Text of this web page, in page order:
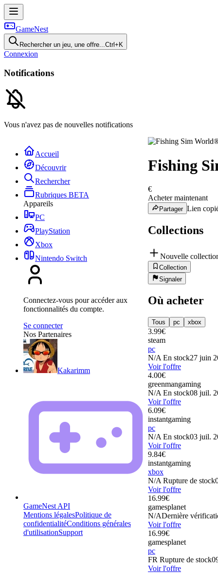
GameNest
Rechercher un jeu, une offre...Ctrl+K
Connexion
Notifications
Vous n'avez pas de nouvelles notifications
Accueil
Découvrir
Rechercher
Rubriques BETA
Appareils
PC
PlayStation
Xbox
Nintendo Switch
Connectez-vous pour accéder aux
fonctionnalités du compte.
Se connecter
Nos Partenaires
Kakarimm
GameNest API
Mentions légalesPolitique de
confidentialitéConditions générales
d'utilisationSupport
Fishing
€
Acheter maintenant
Partager Lien
Collections
Nouvelle
Collection
Signaler
Où acheter
Tous pc xbox
3.99€
steam
pc
N/A En stock27 juin
Voir l'offre
4.00€
greenmangaming
N/A En stock08 juil.
Voir l'offre
6.09€
instantgaming
pc
N/A En stock03 juil.
Voir l'offre
9.84€
instantgaming
xbox
N/A Rupture de stock
Voir l'offre
16.99€
gamesplanet
N/ADernière
Voir l'offre
16.99€
gamesplanet
pc
FR Rupture de stock
Voir l'offre